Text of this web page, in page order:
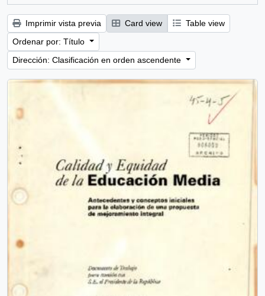
Imprimir vista previa Card view
Table view
Ordenar por: Título
Dirección: Clasificación en orden ascendente